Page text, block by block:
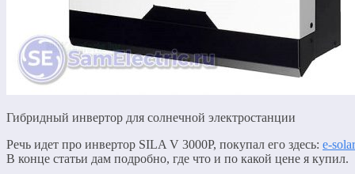
Гибридный инвертор для солнечной электростанции
Речь идет про инвертор SILA V 3000P, покупал его здесь: e-
В конце статьи дам подробно, где что и по какой цене я купил.